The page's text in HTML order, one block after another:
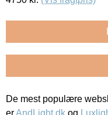
De mest populære
erAndLight.dk og